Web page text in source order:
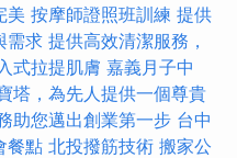
美 按摩師證照班訓練 提供
需求 提供高效清潔服務，
式拉提肌膚 嘉義月子中
塔，為先人提供一個尊貴
助您邁出創業第一步 台中
餐點 北投撥筋技術 搬家公